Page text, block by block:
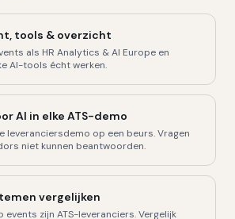
tools & overzicht
als HR Analytics & AI Europe en
AI-tools écht werken.
AI in elke ATS-demo
leveranciersdemo op een beurs. Vragen
niet kunnen beantwoorden.
vergelijken
events zijn ATS-leveranciers. Vergelijk